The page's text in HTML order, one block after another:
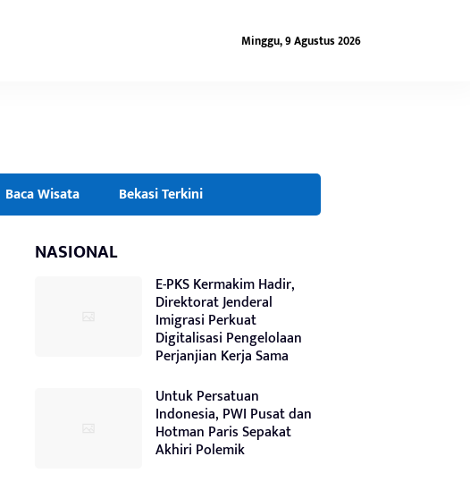
Minggu, 9 Agustus 2026
Baca Wisata Bekasi Terkini
NASIONAL
E-PKS Kermakim Hadir,
Direktorat Jenderal
Imigrasi Perkuat
Digitalisasi Pengelolaan
Perjanjian Kerja Sama
Untuk Persatuan
Indonesia, PWI Pusat dan
Hotman Paris Sepakat
Akhiri Polemik